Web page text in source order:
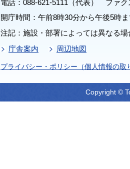
電話：088-621-5111（代表） ファク
開庁時間：午前8時30分から午後5時
注記：施設・部署によっては異なる
庁舎案内
周辺地図
プライバシー・ポリシー（個人情報の取
Copyright ©